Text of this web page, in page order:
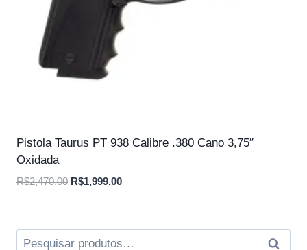
Pistola Taurus PT 938 Calibre .380 Cano 3,75″
Oxidada
R$2,470.00 O
era:
R$2,470.00.
R$1,999.00O
é:
R$1,999.00.
Pesquisar